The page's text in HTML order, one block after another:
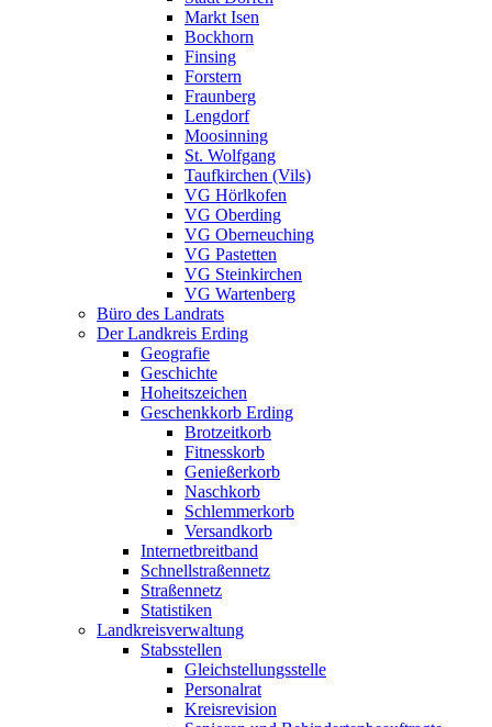
Markt Isen
Bockhorn
Finsing
Forstern
Fraunberg
Lengdorf
Moosinning
St. Wolfgang
Taufkirchen (Vils)
VG Hörlkofen
VG Oberding
VG Oberneuching
VG Pastetten
VG Steinkirchen
VG Wartenberg
Büro des Landrats
Der Landkreis Erding
Geografie
Geschichte
Hoheitszeichen
Geschenkkorb Erding
Brotzeitkorb
Fitnesskorb
Genießerkorb
Naschkorb
Schlemmerkorb
Versandkorb
Internetbreitband
Schnellstraßennetz
Straßennetz
Statistiken
Landkreisverwaltung
Stabsstellen
Gleichstellungsstelle
Personalrat
Kreisrevision